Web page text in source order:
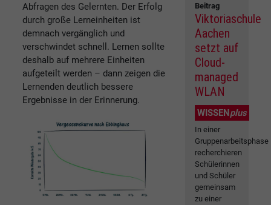
Abfragen des Gelernten. Der Erfolg
durch große Lerneinheiten ist
demnach vergänglich und
verschwindet schnell. Lernen sollte
deshalb auf mehrere Einheiten
aufgeteilt werden – dann zeigen die
Lernenden deutlich bessere
Ergebnisse in der Erinnerung.
Beitrag
Viktoriaschule
Aachen
setzt auf
Cloud-
managed
WLAN
WISSENplus
In einer
Gruppenarbeitsphase
recherchieren
Schülerinnen
und Schüler
gemeinsam
zu einer